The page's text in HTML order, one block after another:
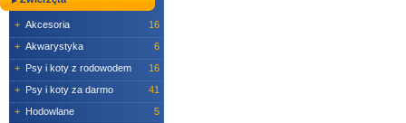
+ Akcesoria
16
+ Akwarystyka
6
+ Psy i koty z rodowodem
16
+ Psy i koty za darmo
41
+ Hodowlane
5